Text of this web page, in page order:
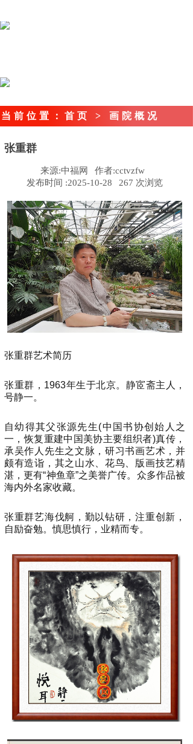
当前位置 ：首页 > 画院概况
张重群
来源:中福网 作者:cctvzfw
发布时间 :2025-10-28 267 次浏览
张重群艺术简历
张重群，1963年生于北京。静宧斋主人，
号静一。
自幼得其父张源先生(中国书协创始人之
一，恢复重建中国美协主要组织者)真传，
承吴作人先生之文脉，研习书画艺术，并
颇有造诣，其之山水、花鸟、版画技艺精
湛，更有“神鱼章”之美誉广传。众多作品被
海内外名家收藏。
张重群艺海伐舸，勤以钻研，注重创新，
自励奋勉。慎思慎行，业精而专。